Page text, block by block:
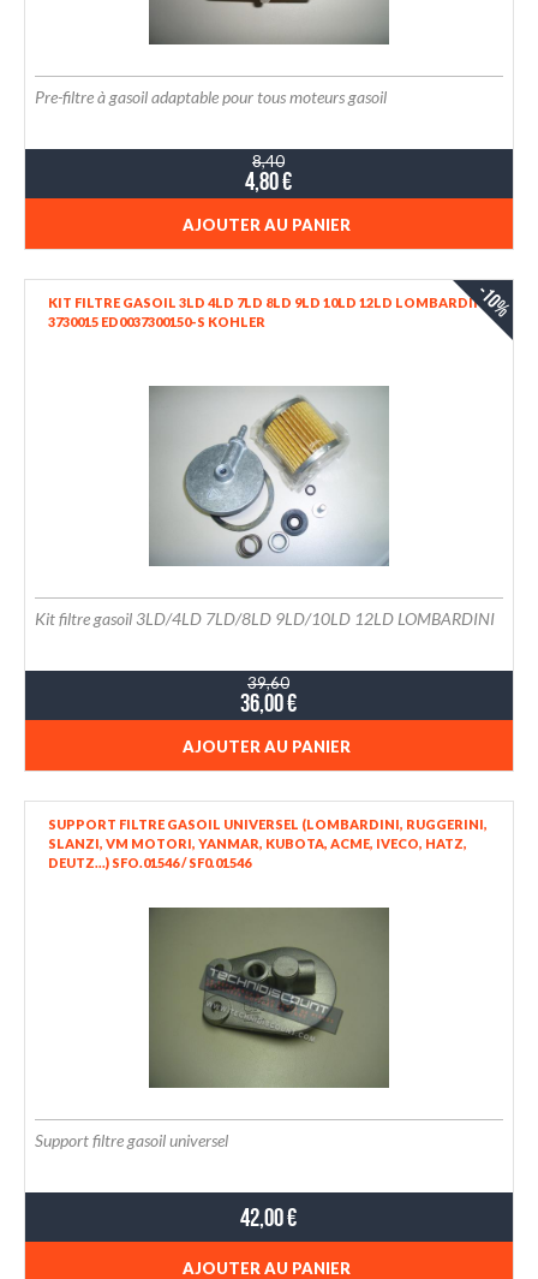
Pre-filtre à gasoil adaptable pour tous moteurs gasoil
8,40
4,80 €
AJOUTER AU PANIER
KIT FILTRE GASOIL 3LD 4LD 7LD 8LD 9LD 10LD 12LD LOMBARDINI
3730015 ED0037300150-S KOHLER
-10%
Kit filtre gasoil 3LD/4LD 7LD/8LD 9LD/10LD 12LD LOMBARDINI
39,60
36,00 €
AJOUTER AU PANIER
SUPPORT FILTRE GASOIL UNIVERSEL (LOMBARDINI, RUGGERINI,
SLANZI, VM MOTORI, YANMAR, KUBOTA, ACME, IVECO, HATZ,
DEUTZ...) SFO.01546 / SF0.01546
Support filtre gasoil universel
42,00 €
AJOUTER AU PANIER